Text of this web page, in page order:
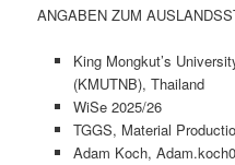
ANGABEN ZUM
King Mongkut’s
(KMUTNB), Thailand
WiSe 2025/26
TGGS, Material
Adam Koch,